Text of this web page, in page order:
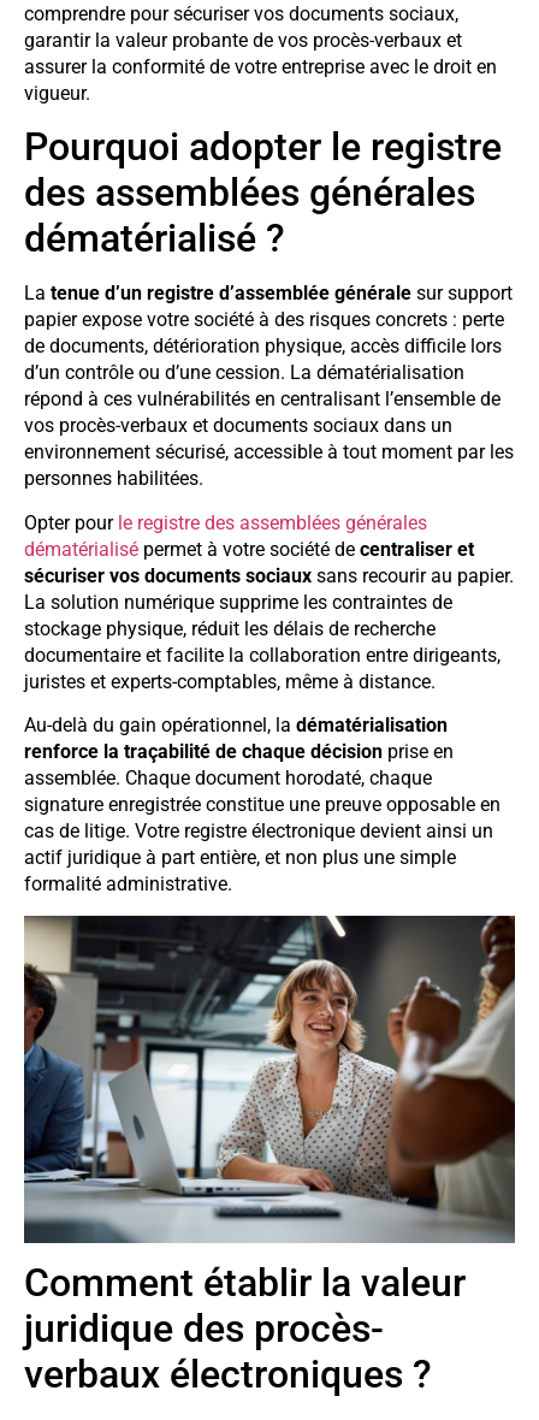
comprendre pour sécuriser vos documents sociaux,
garantir la valeur probante de vos procès-verbaux et
assurer la conformité de votre entreprise avec le droit en
vigueur.
Pourquoi adopter le registre
des assemblées générales
dématérialisé ?
La tenue d’un registre d’assemblée générale sur support
papier expose votre société à des risques concrets : perte
de documents, détérioration physique, accès difficile lors
d’un contrôle ou d’une cession. La dématérialisation
répond à ces vulnérabilités en centralisant l’ensemble de
vos procès-verbaux et documents sociaux dans un
environnement sécurisé, accessible à tout moment par les
personnes habilitées.
Opter pour le registre des assemblées générales
dématérialisé permet à votre société de centraliser et
sécuriser vos documents sociaux sans recourir au papier.
La solution numérique supprime les contraintes de
stockage physique, réduit les délais de recherche
documentaire et facilite la collaboration entre dirigeants,
juristes et experts-comptables, même à distance.
Au-delà du gain opérationnel, la dématérialisation
renforce la traçabilité de chaque décision prise en
assemblée. Chaque document horodaté, chaque
signature enregistrée constitue une preuve opposable en
cas de litige. Votre registre électronique devient ainsi un
actif juridique à part entière, et non plus une simple
formalité administrative.
Comment établir la valeur
juridique des procès-
verbaux électroniques ?